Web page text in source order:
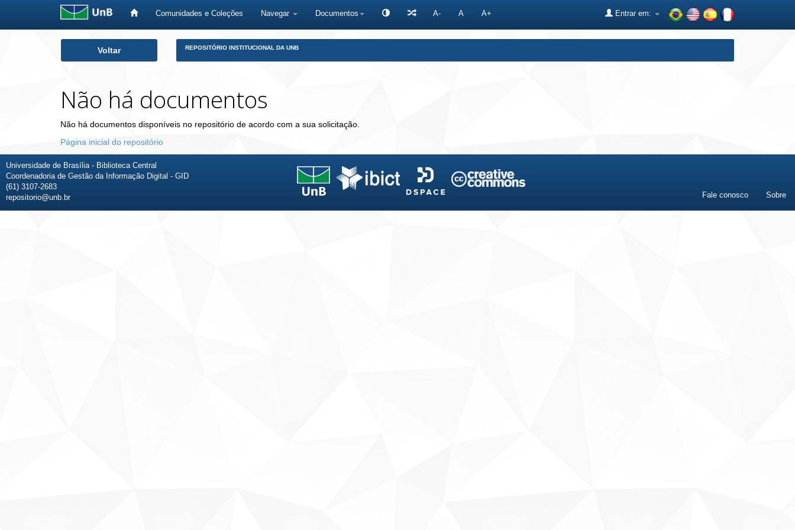
Comunidades e Coleções Navegar Documentos A- A A+ Entrar em:
Voltar REPOSITÓRIO INSTITUCIONAL DA UNB
Não há documentos
Não há documentos disponíveis no repositório de acordo com a sua solicitação.
Página inicial do repositório
Universidade de Brasília - Biblioteca Central
Coordenadoria de Gestão da Informação Digital - GID
(61) 3107-2683
repositorio@unb.br
Fale conosco Sobre